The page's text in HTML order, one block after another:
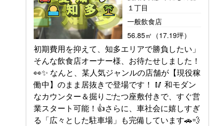
１丁目
一般飲食店
56.85㎡（17.19坪）
初期費用を抑えて、知多エリアで勝負したい」
そんな飲食店オーナー様、お待たせしました！
👀✨ なんと、某人気ジャンルの店舗が【現役稼
働中】のまま居抜きで登場です！ 🥢 和モダン
なカウンター＆掘りごたつ座敷付きで、すぐ営
業スタート可能！👍さらに、車社会に嬉しすぎ
る「広々とした駐車場」も完備しています🚗💨